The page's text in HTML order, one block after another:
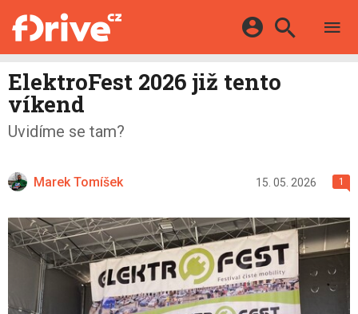
KATALOG
MAPA STANIC
HYBRIDY
E-MOTORSPORT
OSTATNÍ
Facebook
ElektroFest 2026 již tento
víkend
Uvidíme se tam?
Marek Tomíšek 15. 05. 2026 1